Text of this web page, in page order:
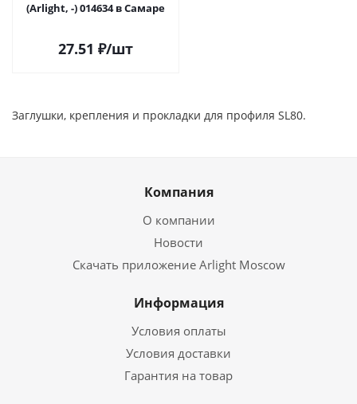
(Arlight, -) 014634 в Самаре
27.51 ₽/шт
Заглушки, крепления и прокладки для профиля SL80.
Компания
О компании
Новости
Скачать приложение Arlight Moscow
Информация
Условия оплаты
Условия доставки
Гарантия на товар